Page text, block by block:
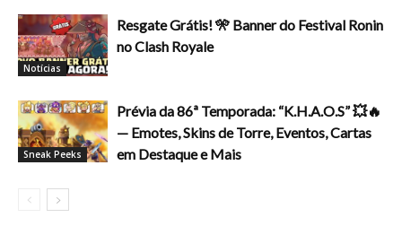
Notícias
Resgate Grátis! 🎌 Banner do Festival Ronin
no Clash Royale
Sneak Peeks
Prévia da 86ª Temporada: “K.H.A.O.S” 💥🔥
— Emotes, Skins de Torre, Eventos, Cartas
em Destaque e Mais